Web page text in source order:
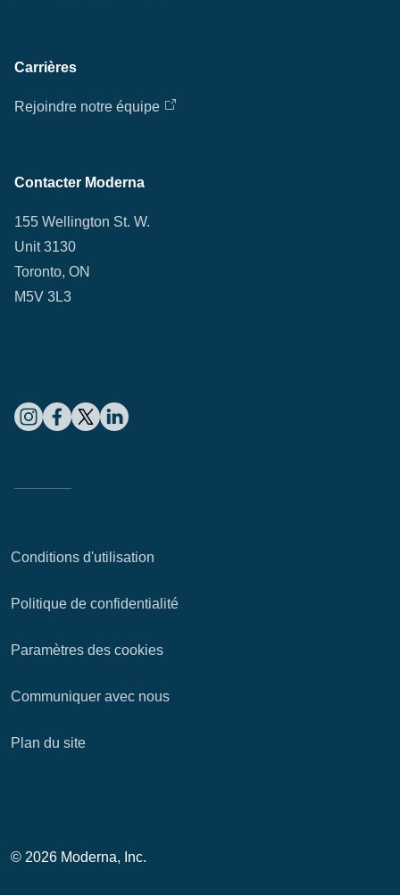
Carrières
Rejoindre notre équipe
Contacter Moderna
155 Wellington St. W.
Unit 3130
Toronto, ON
M5V 3L3
Conditions d'utilisation
Politique de confidentialité
Paramètres des cookies
Communiquer avec nous
Plan du site
© 2026 Moderna, Inc.